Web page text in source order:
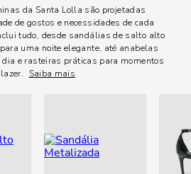
da Santa Lolla são projetadas
de gostos e necessidades de cada
tudo, desde sandálias de salto alto
uma noite elegante, até anabelas
e rasteiras práticas para momentos
Saiba mais